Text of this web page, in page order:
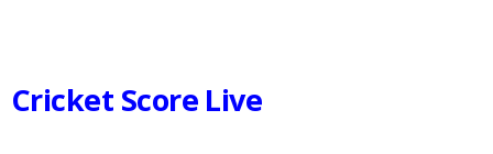
Cricket Score Live